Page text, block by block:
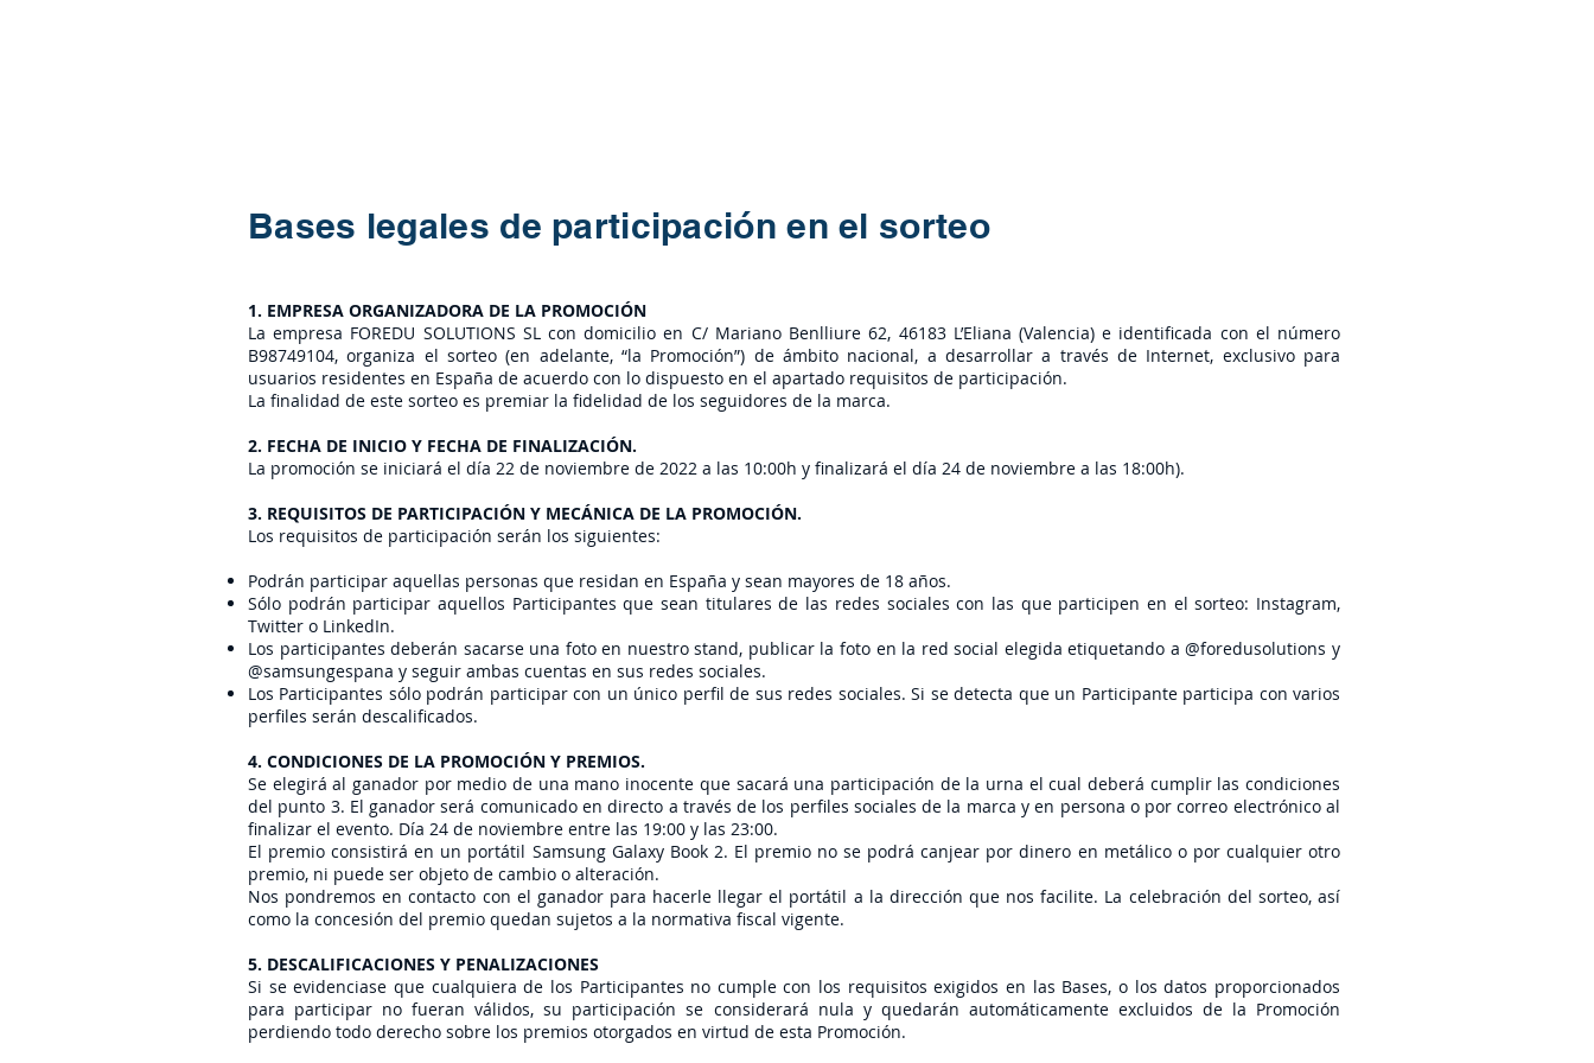
Bases legales de participación en el sorteo
1. EMPRESA ORGANIZADORA DE LA PROMOCIÓN
La empresa FOREDU SOLUTIONS SL con domicilio en C/ Mariano Benlliure 62, 46183 L’Eliana (Valencia) e identificada con el número
B98749104, organiza el sorteo (en adelante, “la Promoción”) de ámbito nacional, a desarrollar a través de Internet, exclusivo para
usuarios residentes en España de acuerdo con lo dispuesto en el apartado requisitos de participación.
La finalidad de este sorteo es premiar la fidelidad de los seguidores de la marca.
2. FECHA DE INICIO Y FECHA DE FINALIZACIÓN.
La promoción se iniciará el día 22 de noviembre de 2022 a las 10:00h y finalizará el día 24 de noviembre a las 18:00h).
3. REQUISITOS DE PARTICIPACIÓN Y MECÁNICA DE LA PROMOCIÓN.
Los requisitos de participación serán los siguientes:
Podrán participar aquellas personas que residan en España y sean mayores de 18 años.
Sólo podrán participar aquellos Participantes que sean titulares de las redes sociales con las que participen en el sorteo: Instagram,
Twitter o LinkedIn.
Los participantes deberán sacarse una foto en nuestro stand, publicar la foto en la red social elegida etiquetando a @foredusolutions y
@samsungespana y seguir ambas cuentas en sus redes sociales.
Los Participantes sólo podrán participar con un único perfil de sus redes sociales. Si se detecta que un Participante participa con varios
perfiles serán descalificados.
4. CONDICIONES DE LA PROMOCIÓN Y PREMIOS.
Se elegirá al ganador por medio de una mano inocente que sacará una participación de la urna el cual deberá cumplir las condiciones
del punto 3. El ganador será comunicado en directo a través de los perfiles sociales de la marca y en persona o por correo electrónico al
finalizar el evento. Día 24 de noviembre entre las 19:00 y las 23:00.
El premio consistirá en un portátil Samsung Galaxy Book 2. El premio no se podrá canjear por dinero en metálico o por cualquier otro
premio, ni puede ser objeto de cambio o alteración.
Nos pondremos en contacto con el ganador para hacerle llegar el portátil a la dirección que nos facilite. La celebración del sorteo, así
como la concesión del premio quedan sujetos a la normativa fiscal vigente.
5. DESCALIFICACIONES Y PENALIZACIONES
Si se evidenciase que cualquiera de los Participantes no cumple con los requisitos exigidos en las Bases, o los datos proporcionados
para participar no fueran válidos, su participación se considerará nula y quedarán automáticamente excluidos de la Promoción
perdiendo todo derecho sobre los premios otorgados en virtud de esta Promoción.